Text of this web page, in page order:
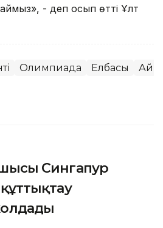
- деп қосып өтті Ұлт
Олимпиада Елбасы
Сингапур